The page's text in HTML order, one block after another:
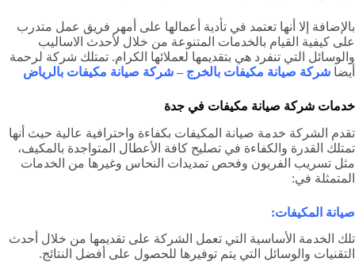
بالإضافة إلا أنها تعتمد في تأدية أعمالها على أمهر فريق عمل متدرب
على كيفية القيام بالخدمات المتنوعة من خلال لأحدث الاساليب
والوسائل التي تنفرد هي بتقديمها لعملائها الكرام. تمتلك شركة لرحمة
أيضا شركة صيانة مكيفات بالخرج – شركة صيانة مكيفات بالرياض
خدمات شركة صيانة مكيفات في جدة
تقدم الشركة خدمة صيانة المكيفات بكفاءة واحترافية عالية حيث أنها
تمتلك القدرة والكفاءة في تصليح كافة الأعطال المتواجدة بالمكيف،
مثل تسريب الفريون وفحص تمديدات النحاس وغيرها من الخدمات
المتمثلة في:
صيانة المكيفات:
تلك الخدمة الأساسية التي تعمل الشركة على تقديمها من خلال أحدث
التقنيات والوسائل التي يتم توفيرها للحصول على أفضل النتائج.